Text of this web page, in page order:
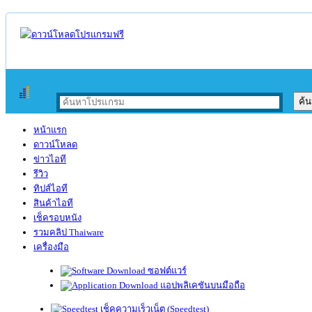
หน้าแรก
ดาวน์โหลด
ข่าวไอที
รีวิว
ทิปส์ไอที
สินค้าไอที
เช็ครอบหนัง
รวมคลิป Thaiware
เครื่องมือ
ซอฟต์แวร์
แอปพลิเคชันบนมือถือ
เช็คความเร็วเน็ต (Speedtest)